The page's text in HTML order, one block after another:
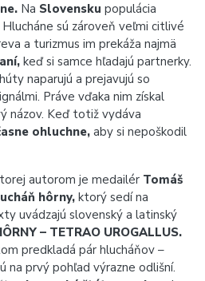
Na Slovensku populácia
sú zároveň veľmi citlivé
a turizmus im prekáža najmä
keď si samce hľadajú partnerky.
naparujú a prejavujú so
Práve vďaka nim získal
názov. Keď totiž vydáva
ohluchne,aby si nepoškodil
autorom je medailér Tomáš
hôrny,ktorý sedí na
uvádzajú slovenský a latinský
– TETRAO UROGALLUS.
predkladá pár hlucháňov –
na prvý pohľad výrazne odlišní.